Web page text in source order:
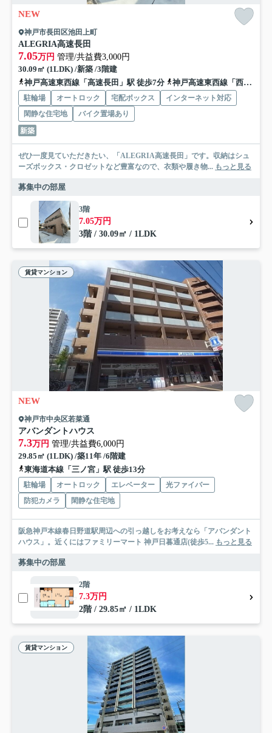
NEW
神戸市長田区池田上町
ALEGRIA高速長田
7.05万円 管理/共益費3,000円
30.09㎡ (1LDK) /新築 /3階建
神戸高速東西線「高速長田」駅 徒歩7分
神戸高速東西線「西代」駅 徒歩9分
駐輪場 オートロック 宅配ボックス
インターネット対応
閑静な住宅地
バイク置場あり
新築
ぜひ一度見ていただきたい、「ALEGRIA高速長田」です。収納はシュ
ーズボックス・クロゼットなど豊富なので、衣類や履き物... もっと見る
募集中の部屋
3階
7.05万円
3階 / 30.09㎡ / 1LDK
賃貸マンション
NEW
神戸市中央区若菜通
アバンダントハウス
7.3万円 管理/共益費6,000円
29.85㎡ (1LDK) /築11年 /6階建
東海道本線「三ノ宮」駅 徒歩13分
駐輪場 オートロック エレベーター
光ファイバー
防犯カメラ
閑静な住宅地
阪急神戸本線春日野道駅周辺への引っ越しをお考えなら「アバンダント
ハウス」。近くにはファミリーマート 神戸日暮通店(徒歩5... もっと見る
募集中の部屋
2階
7.3万円
2階 / 29.85㎡ / 1LDK
賃貸マンション